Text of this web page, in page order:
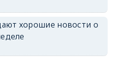
хорошие новости о